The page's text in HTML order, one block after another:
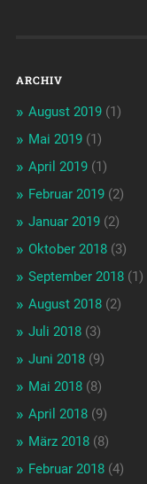
ARCHIV
August 2019(1)
Mai 2019(1)
April 2019(1)
Februar 2019(2)
Januar 2019(2)
Oktober 2018(3)
September 2018(1)
August 2018(2)
Juli 2018(3)
Juni 2018(9)
Mai 2018(8)
April 2018(9)
März 2018(8)
Februar 2018(4)